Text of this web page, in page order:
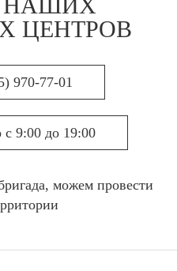
ЦЕНТРОВ
970-77-01
с 9:00 до 19:00
можем провести